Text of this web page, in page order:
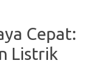
Cepat:
Listrik